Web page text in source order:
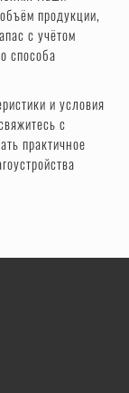
продукции,
с учётом
способа
и условия
с
практичное